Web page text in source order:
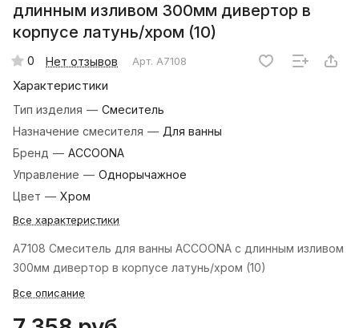
длинным изливом 300мм дивертор в
корпусе латунь/хром (10)
0 Нет отзывов Арт. A7108
Характеристики
Тип изделия — Смеситель
Назначение смесителя — Для ванны
Бренд — ACCOONA
Управление — Однорычажное
Цвет — Хром
Все характеристики
A7108 Смеситель для ванны ACCOONA с длинным изливом
300мм дивертор в корпусе латунь/хром (10)
Все описание